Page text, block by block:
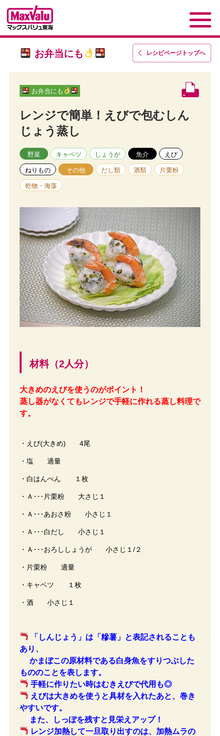
レシピページトップへ
お弁当にも
お弁当にも
レンジで簡単！えびで包むしん
じょう蒸し
野菜 キャベツ しょうが 魚介 えび
ねりもの その他 だし類 酒類 片栗粉
乾物・海藻
材料（2人分）
大きめのえびを使うのがポイント！
蒸し器がなくてもレンジで手軽に作れる蒸し料理で
す。
・えび(大きめ) 4尾
・塩 適量
・白はんぺん １枚
・Ａ･･･片栗粉 大さじ１
・Ａ･･･あおさ粉 小さじ１
・Ａ･･･白だし 小さじ１
・Ａ･･･おろししょうが 小さじ１/２
・片栗粉 適量
・キャベツ １枚
・酒 小さじ１
「しんじょう」は「糝薯」と表記されることも
あり、
かまぼこの原材料である白身魚をすりつぶした
もののことを表します。
手軽に作りたい時はむきえびで代用も◎
えびは大きめを使うと具材を入れたあと、巻き
やすいです。
また、しっぽを残すと見栄えアップ！
レンジ加熱して一旦取り出すのは、加熱ムラの